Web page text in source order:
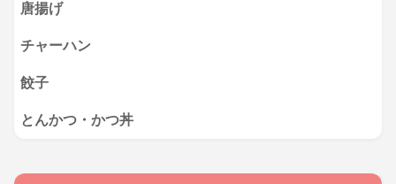
唐揚げ
チャーハン
餃子
とんかつ・かつ丼